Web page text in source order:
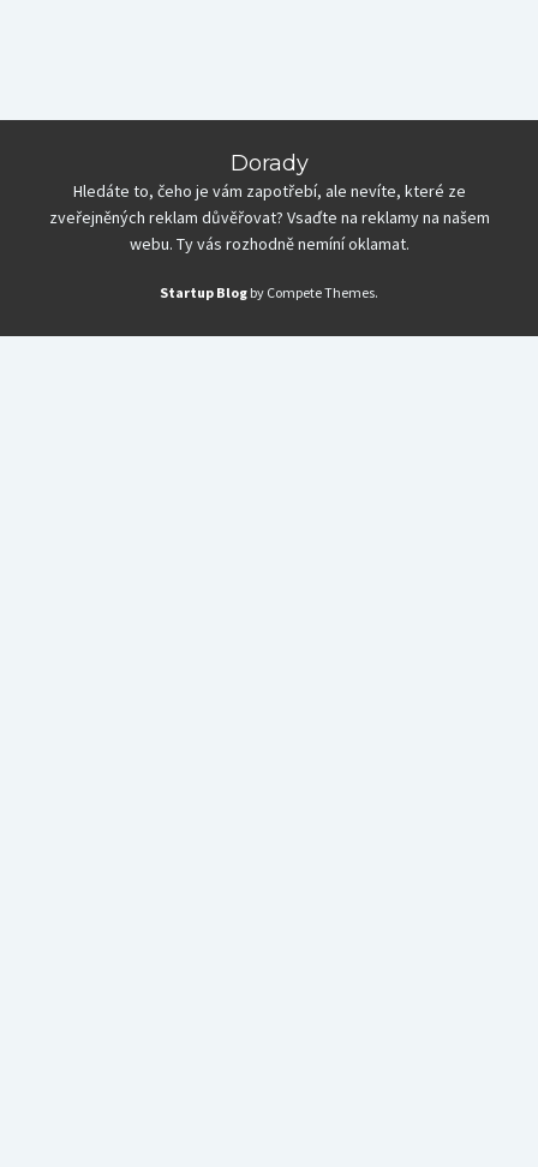
Dorady
Hledáte to, čeho je vám zapotřebí, ale nevíte, které ze
zveřejněných reklam důvěřovat? Vsaďte na reklamy na našem
webu. Ty vás rozhodně nemíní oklamat.
Startup Blog by Compete Themes.